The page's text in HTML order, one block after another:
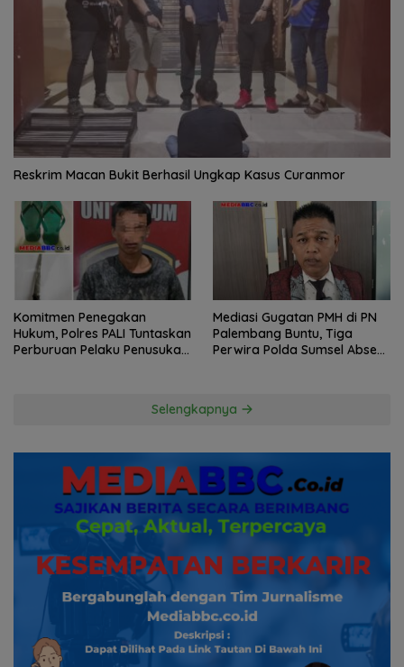
Reskrim Macan Bukit Berhasil Ungkap Kasus Curanmor
Komitmen Penegakan
Hukum, Polres PALI Tuntaskan
Perburuan Pelaku Penusukan
Mediasi Gugatan PMH di PN
Palembang Buntu, Tiga
Perwira Polda Sumsel Absen,
Selengkapnya